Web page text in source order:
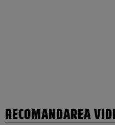
RECOMANDAREA